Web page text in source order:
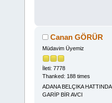
Canan GÖRÜR
Müdavim Üyemiz
İleti: 7778
Thanked: 188 times
ADANA BELÇIKA HATTINDA
GARİP BİR AVCI